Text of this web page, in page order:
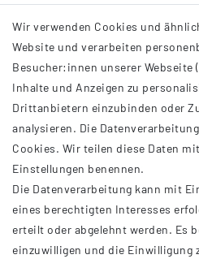
INFORMATIONEN
AGB
Impressum
Datenschutzerklärung
Widerrufsrecht
Wir verwenden Cookies und
Website und verarbeiten
Besucher:innen unserer Webseite
Inhalte und Anzeigen zu
Drittanbietern einzubinden oder
analysieren. Die
Cookies. Wir teilen diese Daten
Einstellungen benennen.
Die Datenverarbeitung kann mit
eines berechtigten Interesses
erteilt oder abgelehnt werden. Es
einzuwilligen und die Einwilligung